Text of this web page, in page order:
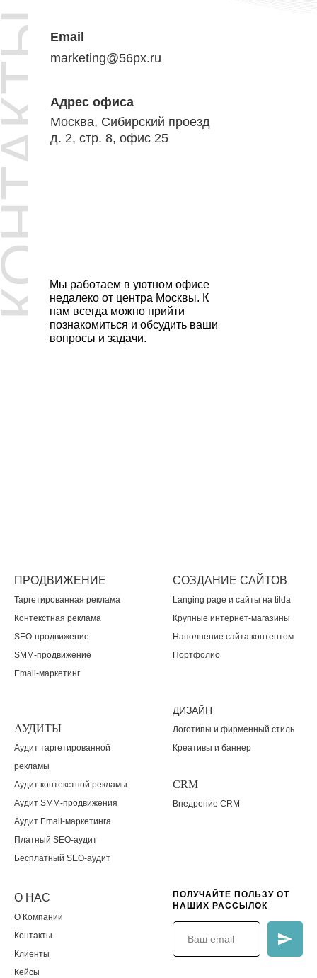
Email
Адрес офиса
marketing@56px.ru
Москва, Сибирский проезд
д. 2, стр. 8, офис 25
Мы работаем в уютном офисе
недалеко от центра Москвы. К
нам всегда можно прийти
познакомиться и обсудить ваши
вопросы и задачи.
ПРОДВИЖЕНИЕ
Таргетированная реклама
Контекстная реклама
SEO-продвижение
SMM-продвижение
Email-маркетинг
АУДИТЫ
Аудит таргетированной
рекламы
Аудит контекстной рекламы
Аудит SMM-продвижения
Аудит Email-маркетинга
Платный SEO-аудит
Бесплатный SEO-аудит
СОЗДАНИЕ САЙТОВ
Langing page и сайты на tilda
Крупные интернет-магазины
Наполнение сайта контентом
Портфолио
ДИЗАЙН
Логотипы и фирменный стиль
Креативы и баннер
CRM
Внедрение CRM
О НАС
О Компании
Контакты
Клиенты
Кейсы
ПОЛУЧАЙТЕ ПОЛЬЗУ ОТ
НАШИХ РАССЫЛОК